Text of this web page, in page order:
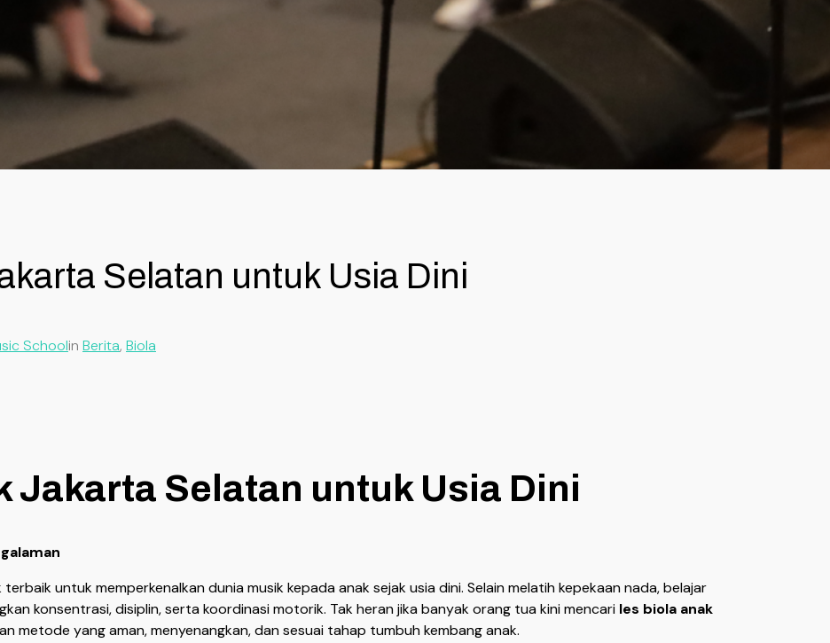
Selatan untuk Usia Dini
Schoolin Berita, Biola
Jakarta Selatan untuk Usia Dini
untuk memperkenalkan dunia musik kepada anak sejak usia dini. Selain melatih kepekaan nada, belajar
konsentrasi, disiplin, serta koordinasi motorik. Tak heran jika banyak orang tua kini mencari les biola anak
metode yang aman, menyenangkan, dan sesuai tahap tumbuh kembang anak.